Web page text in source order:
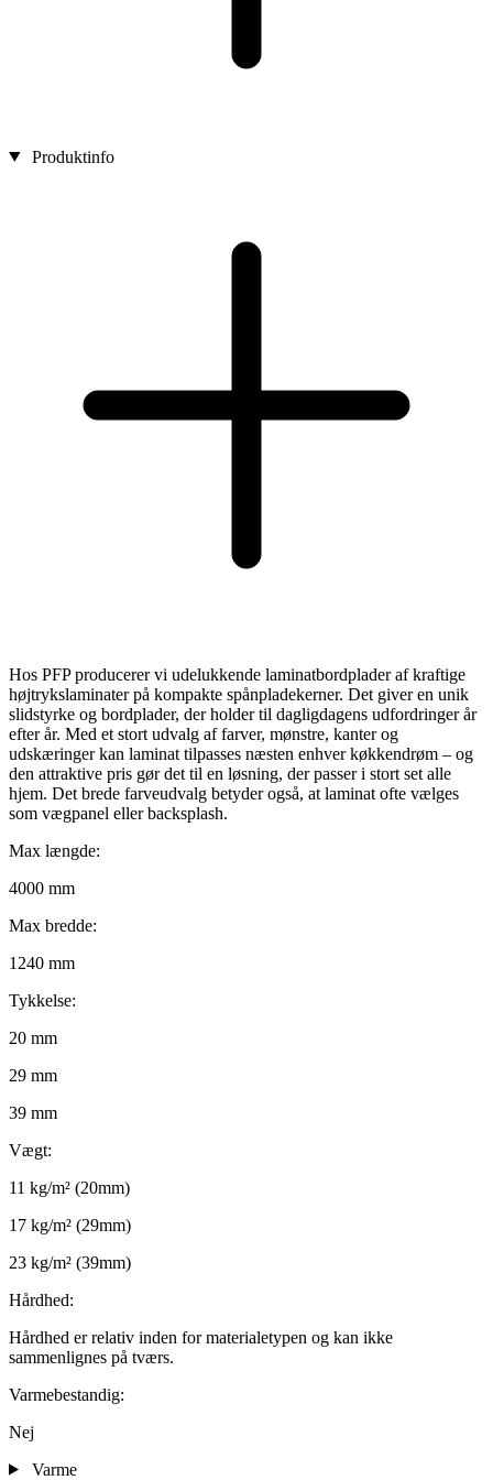
Produktinfo
Hos PFP producerer vi udelukkende laminatbordplader af kraftige
højtrykslaminater på kompakte spånpladekerner. Det giver en unik
slidstyrke og bordplader, der holder til dagligdagens udfordringer år
efter år. Med et stort udvalg af farver, mønstre, kanter og
udskæringer kan laminat tilpasses næsten enhver køkkendrøm – og
den attraktive pris gør det til en løsning, der passer i stort set alle
hjem. Det brede farveudvalg betyder også, at laminat ofte vælges
som vægpanel eller backsplash.
Max længde:
4000 mm
Max bredde:
1240 mm
Tykkelse:
20 mm
29 mm
39 mm
Vægt:
11 kg/m² (20mm)
17 kg/m² (29mm)
23 kg/m² (39mm)
Hårdhed:
Hårdhed er relativ inden for materialetypen og kan ikke
sammenlignes på tværs.
Varmebestandig:
Nej
Varme